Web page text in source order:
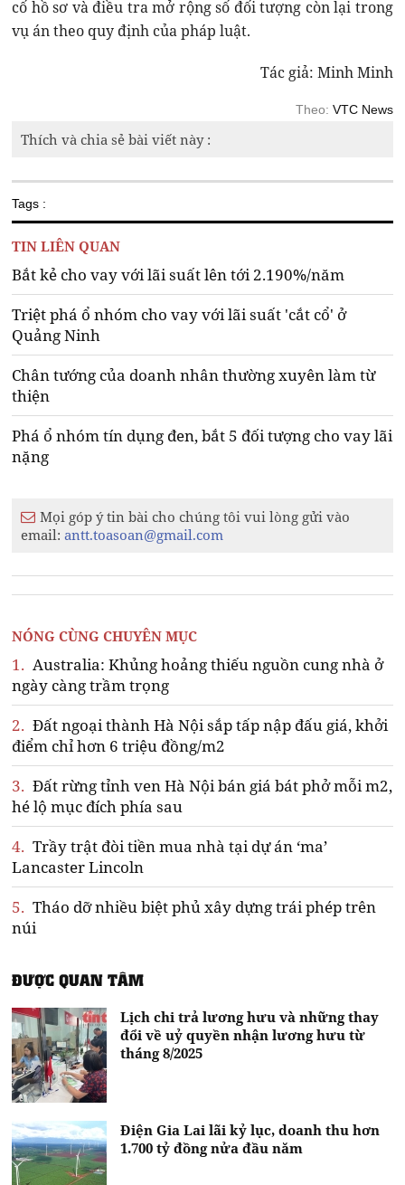
cố hồ sơ và điều tra mở rộng số đối tượng còn lại trong
vụ án theo quy định của pháp luật.
Tác giả: Minh Minh
Theo: VTC News
Thích và chia sẻ bài viết này :
Tags :
TIN LIÊN QUAN
Bắt kẻ cho vay với lãi suất lên tới 2.190%/năm
Triệt phá ổ nhóm cho vay với lãi suất 'cắt cổ' ở
Quảng Ninh
Chân tướng của doanh nhân thường xuyên làm từ
thiện
Phá ổ nhóm tín dụng đen, bắt 5 đối tượng cho vay lãi
nặng
Mọi góp ý tin bài cho chúng tôi vui lòng gửi vào
email:antt.toasoan@gmail.com
NÓNG CÙNG CHUYÊN MỤC
1. Australia: Khủng hoảng thiếu nguồn cung nhà ở
ngày càng trầm trọng
2. Đất ngoại thành Hà Nội sắp tấp nập đấu giá, khởi
điểm chỉ hơn 6 triệu đồng/m2
3. Đất rừng tỉnh ven Hà Nội bán giá bát phở mỗi m2,
hé lộ mục đích phía sau
4. Trầy trật đòi tiền mua nhà tại dự án ‘ma’
Lancaster Lincoln
5. Tháo dỡ nhiều biệt phủ xây dựng trái phép trên
núi
ĐƯỢC QUAN TÂM
Lịch chi trả lương hưu và những thay
đổi về uỷ quyền nhận lương hưu từ
tháng 8/2025
Điện Gia Lai lãi kỷ lục, doanh thu hơn
1.700 tỷ đồng nửa đầu năm